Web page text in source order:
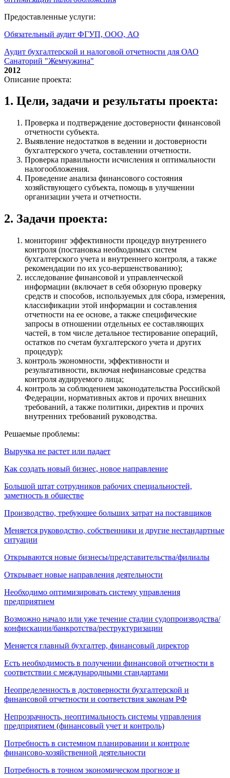
Предоставленные услуги:
Обязательный аудит ФГУП, ООО, АО
Аудит бухгалтерской и налоговой отчетности для ОАО
Санаторий "Жемчужина"
2012
Описание проекта:
1. Цели, задачи и результаты проекта:
Проверка и подтверждение достоверности финансовой
отчетности субъекта.
Выявление недостатков в ведении и достоверности
бухгалтерского учета, составлении отчетности.
Проверка правильности исчисления и оптимальности
налогообложения.
Проведение анализа финансового состояния
хозяйствующего субъекта, помощь в улучшении
организации учета и отчетности.
2. Задачи проекта:
мониторинг эффективности процедур внутреннего
контроля (постановка необходимых систем
бухгалтерского учета и внутреннего контроля, а также
рекомендации по их усо-вершенствованию);
исследование финансовой и управленческой
информации (включает в себя обзорную проверку
средств и способов, используемых для сбора, измерения,
классификации этой информации и составления
отчетности на ее основе, а также специфические
запросы в отношении отдельных ее составляющих
частей, в том числе детальное тестирование операций,
остатков по счетам бухгалтерского учета и других
процедур);
контроль экономности, эффективности и
результативности, включая нефинансовые средства
контроля аудируемого лица;
контроль за соблюдением законодательства Российской
Федерации, нормативных актов и прочих внешних
требований, а также политики, директив и прочих
внутренних требований руководства.
Решаемые проблемы:
Выручка не растет или падает
Как создать новый бизнес, новое направление
Большой штат сотрудников рабочих специальностей,
заметность в обществе
Производство, требующее больших затрат на поставщиков
Меняется руководство, собственники и другие нестандартные
ситуации
Открываются новые бизнесы/представительства/филиалы
Открывает новые направления деятельности
Необходимо оптимизировать систему управления
предприятием
Возможно начало или уже течение стадии судопроизводства/
конфискации/банкротства/реструктуризации
Меняется главный бухгалтер, финансовый директор
Есть необходимость в получении финансовой отчетности в
соответствии с международными стандартами
Неопределенность в достоверности бухгалтерской и
финансовой отчетности и соответствия законам РФ
Непрозрачность, неоптимальность системы управления
предприятием (финансовый учет и контроль)
Потребность в системном планировании и контроле
финансово-хозяйственной деятельности
Потребность в точном экономическом прогнозе и